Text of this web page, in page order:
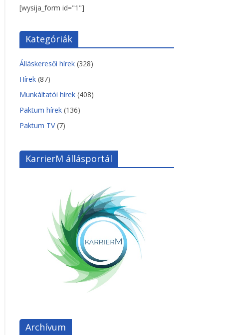
[wysija_form id="1"]
Kategóriák
Álláskeresői hírek (328)
Hírek (87)
Munkáltatói hírek (408)
Paktum hírek (136)
Paktum TV(7)
KarrierM állásportál
Archívum